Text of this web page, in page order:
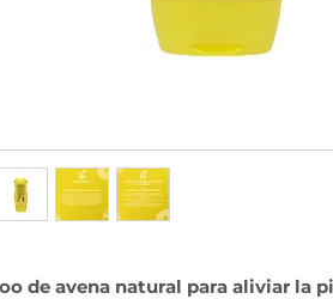
de avena natural para aliviar la